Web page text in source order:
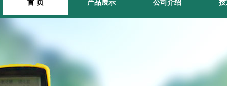
首 页 产品展示 公司介绍